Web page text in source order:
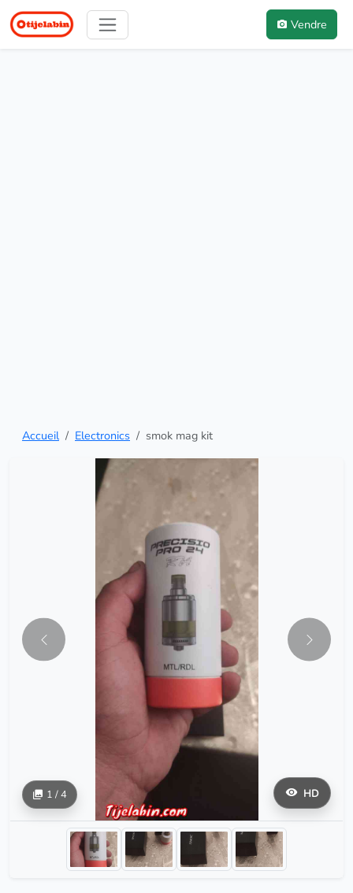
Vendre
Accueil Electronics smok mag kit
HD
1 / 4